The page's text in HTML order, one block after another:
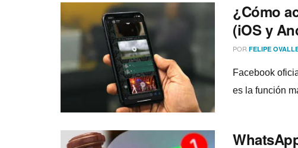
¿Cómo
(iOS y
POR FELIPE
Facebook
es la función